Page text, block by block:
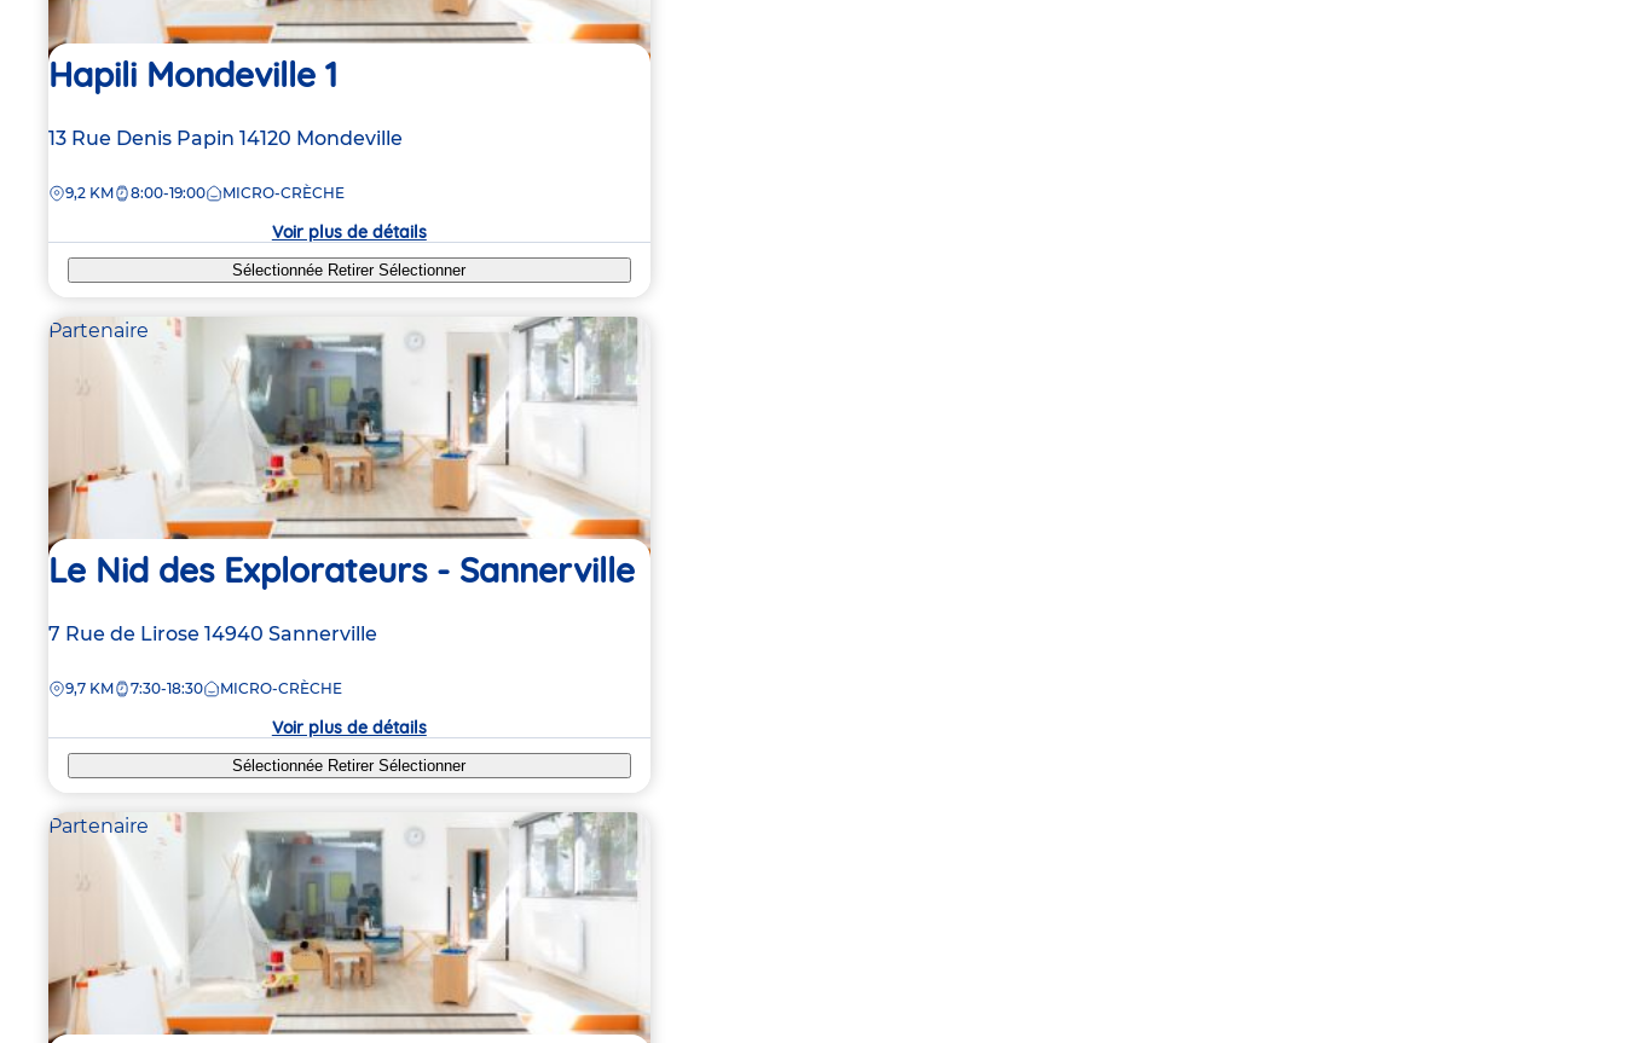
Hapili Mondeville 1
Adresse
la
13 Rue Denis Papin 14120 Mondeville
DISTANCE
9,2 KM 8:00-19:00 MICRO-CRÈCHE
Voir plus de détails
Sélectionnée RetirerSélectionner
Partenaire
Le Nid des Explorateurs - Sannerville
Adresse
la
7 Rue de Lirose 14940 Sannerville
DISTANCE
9,7 KM 7:30-18:30 MICRO-CRÈCHE
Voir plus de détails
Sélectionnée RetirerSélectionner
Partenaire